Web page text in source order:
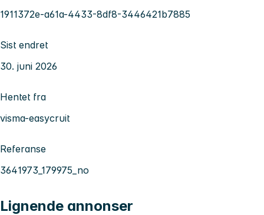
1911372e-a61a-4433-8df8-3446421b7885
Sist endret
30. juni 2026
Hentet fra
visma-easycruit
Referanse
3641973_179975_no
Lignende annonser